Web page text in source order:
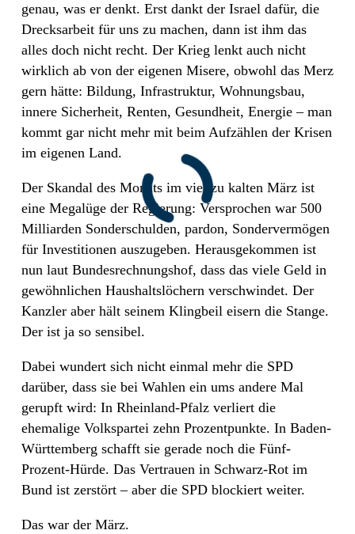
genau, was er denkt. Erst dankt der Israel dafür, die
Drecksarbeit für uns zu machen, dann ist ihm das
alles doch nicht recht. Der Krieg lenkt auch nicht
wirklich ab von der eigenen Misere, obwohl das Merz
gern hätte: Bildung, Infrastruktur, Wohnungsbau,
innere Sicherheit, Renten, Gesundheit, Energie – man
kommt gar nicht mehr mit beim Aufzählen der Krisen
im eigenen Land.
Der Skandal des Monats im viel zu kalten März ist
eine Megalüge der Regierung: Versprochen war 500
Milliarden Sonderschulden, pardon, Sondervermögen
für Investitionen auszugeben. Herausgekommen ist
nun laut Bundesrechnungshof, dass das viele Geld in
gewöhnlichen Haushaltslöchern verschwindet. Der
Kanzler aber hält seinem Klingbeil eisern die Stange.
Der ist ja so sensibel.
Dabei wundert sich nicht einmal mehr die SPD
darüber, dass sie bei Wahlen ein ums andere Mal
gerupft wird: In Rheinland-Pfalz verliert die
ehemalige Volkspartei zehn Prozentpunkte. In Baden-
Württemberg schafft sie gerade noch die Fünf-
Prozent-Hürde. Das Vertrauen in Schwarz-Rot im
Bund ist zerstört – aber die SPD blockiert weiter.
Das war der März.